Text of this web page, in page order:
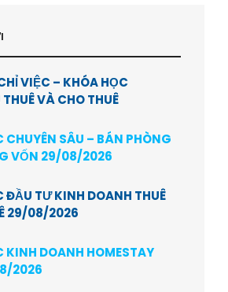
VIỆC – KHÓA HỌC
VÀ CHO THUÊ
CHUYÊN SÂU – BÁN PHÒNG
VỐN 29/08/2026
ĐẦU TƯ KINH DOANH THUÊ
29/08/2026
KINH DOANH HOMESTAY
2026